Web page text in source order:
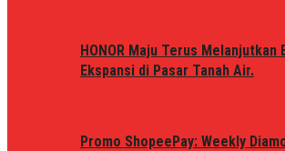
HONOR Maju Terus Melanjutkan
Ekspansi di Pasar Tanah Air.
Promo ShopeePay: Weekly